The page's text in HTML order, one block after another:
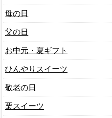
母の日
父の日
お中元・夏ギフト
ひんやりスイーツ
敬老の日
栗スイーツ